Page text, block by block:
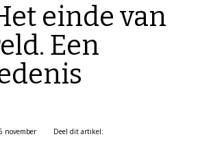
einde van
Een
november
Deel dit artikel: